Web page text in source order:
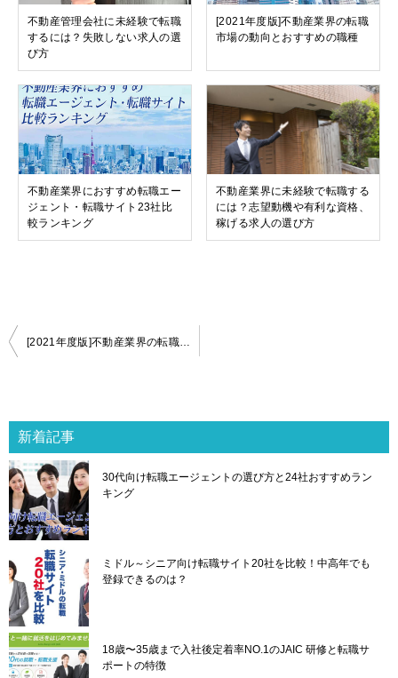
不動産管理会社に未経験で転職
するには？失敗しない求人の選
び方
[2021年度版]不動産業界の転職
市場の動向とおすすめの職種
不動産業界におすすめ転職エー
ジェント・転職サイト23社比
較ランキング
不動産業界に未経験で転職する
には？志望動機や有利な資格、
稼げる求人の選び方
投
稿
ゲ
ー
シ
ョ
ン
[2021年度版]不動産業界の転職市場の動向とおすすめの職種
新着記事
30代向け転職エージェントの選び方と24社おすすめラン
キング
ミドル～シニア向け転職サイト20社を比較！中高年でも
登録できるのは？
18歳〜35歳まで入社後定着率NO.1のJAIC 研修と転職サ
ポートの特徴